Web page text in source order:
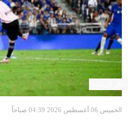
الخميس 06 أغسطس 2026 04:39 صباحاً